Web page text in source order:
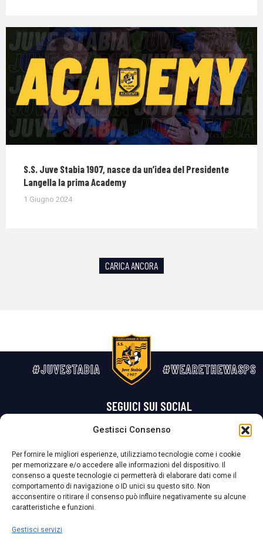
Gestisci Consenso
Per fornire le migliori esperienze, utilizziamo tecnologie come i cookie
per memorizzare e/o accedere alle informazioni del dispositivo. Il
consenso a queste tecnologie ci permetterà di elaborare dati come il
comportamento di navigazione o ID unici su questo sito. Non
acconsentire o ritirare il consenso può influire negativamente su alcune
caratteristiche e funzioni.
Gestisci servizi
S.S. Juve Stabia 1907, nasce da un’idea del Presidente
Langella la prima Academy
1 Giugno 2024
CARICA ANCORA
#JUVESTABIA #WEARETHEWASPS
SEGUICI SUI SOCIAL
La Società ha nominato il Responsabile della Protezione dei Dati Personali (DPO), figura specializzata che vigila sulle modalità adottate dalla
nostra Società per tutelare i Suoi dati personali.